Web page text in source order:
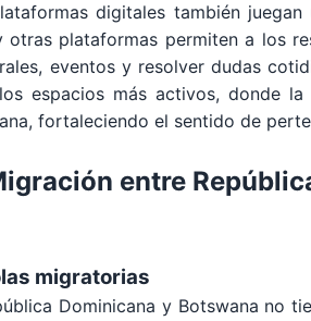
digitales también
otras plataformas permiten a los
eventos y resolver dudas
espacios más activos, donde
fortaleciendo el sentido de
entre
migratorias
Dominicana y Botswana no